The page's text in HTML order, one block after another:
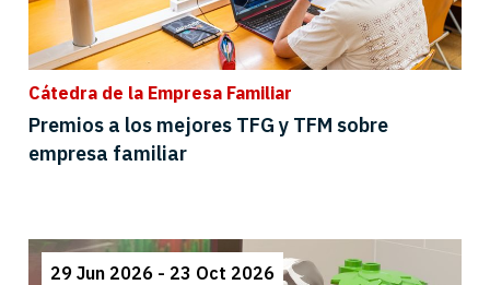
Cátedra de la Empresa Familiar
Premios a los mejores TFG y TFM sobre
empresa familiar
29 Jun 2026 - 23 Oct 2026